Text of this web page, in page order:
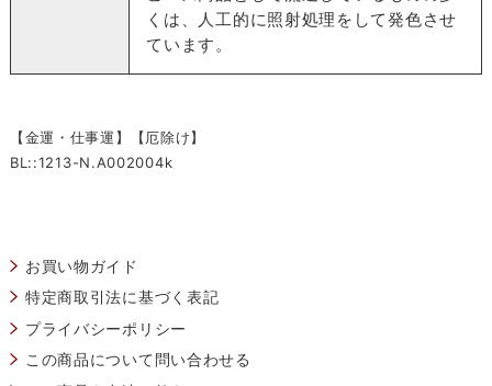
くは、人工的に照射処理をして発色させ
ています。
【金運・仕事運】【厄除け】
BL::1213-N.A002004k
お買い物ガイド
特定商取引法に基づく表記
プライバシーポリシー
この商品について問い合わせる